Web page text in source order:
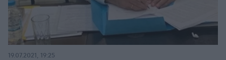
19.07.2021, 19:25